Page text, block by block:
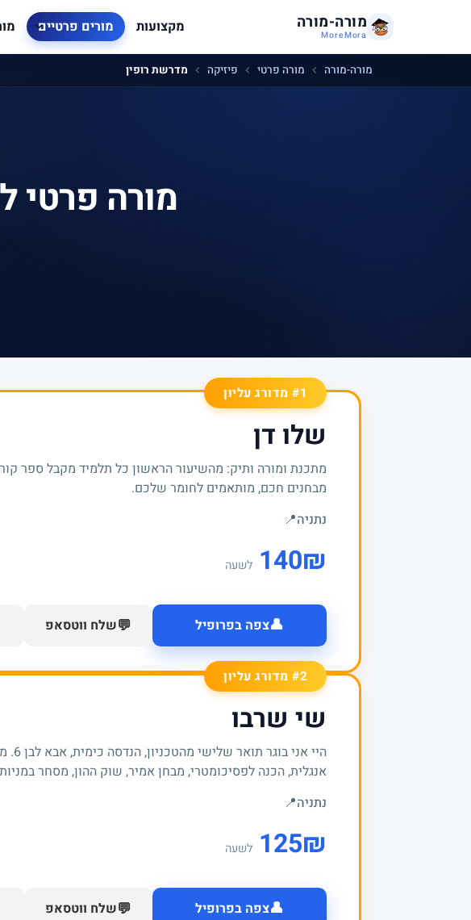
מורה-מורה
MoreMora מקצועות מורים פרטיים
מורה-מורה מורה פרטי פיזיקה מדרשת רופין
מורה פרטי
#1 מדורג עליון
שלו דן
מתכנת ומורה ותיק: מהשיעור הראשון כל תלמיד מקבל ספר
מבחנים חכם, מותאמים לחומר שלכם.
נתניה📍
₪
140 לשעה
👤צפה בפרופיל 💬שלח ווטסאפ
#2 מדורג עליון
שי שרבו
היי אני
אנגלית, הכנה לפסיכומטרי, מבחן אמיר, שוק ההון, מסחר
נתניה📍
₪
125 לשעה
👤צפה בפרופיל 💬שלח ווטסאפ